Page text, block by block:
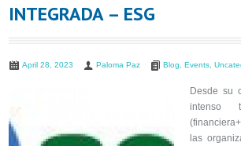
INTEGRADA – ESG
April 28, 2023 Paloma Paz Blog Events
Desde su
intenso
las